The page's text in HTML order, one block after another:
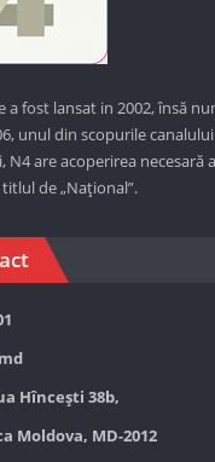
a fost lansat in 2002, însă
unul din scopurile
N4 are acoperirea necesară
de „Național”.
Hînceşti 38b,
Moldova, MD-2012